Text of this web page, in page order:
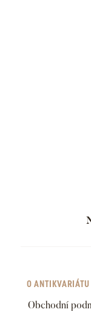
O ANTIKVARIÁTU
Obchodní